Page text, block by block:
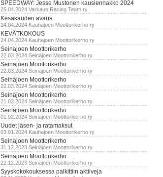
SPEEDWAY: Jesse Mustonen kausiennakko 2024
25.04.2024 Varkaus Racing Team ry
Kesäkauden avaus
24.04.2024 Kauhajoen Moottorikerho ry
KEVÄTKOKOUS
24.04.2024 Kauhajoen Moottorikerho ry
Seinäjoen Moottorikerho
22.03.2024 Seinäjoen Moottorikerho ry
Seinäjoen Moottorikerho
22.03.2024 Seinäjoen Moottorikerho ry
Seinäjoen Moottorikerho
22.03.2024 Seinäjoen Moottorikerho ry
Seinäjoen Moottorikerho
21.03.2024 Seinäjoen Moottorikerho ry
Seinäjoen Moottorikerho
01.02.2024 Seinäjoen Moottorikerho ry
Uudet jäsen- ja ratamaksut
03.01.2024 Kauhajoen Moottorikerho ry
Seinäjoen Moottorikerho
31.12.2023 Seinäjoen Moottorikerho ry
Seinäjoen Moottorikerho
22.12.2023 Seinäjoen Moottorikerho ry
Syyskokokouksessa palkittiin aktiiveja